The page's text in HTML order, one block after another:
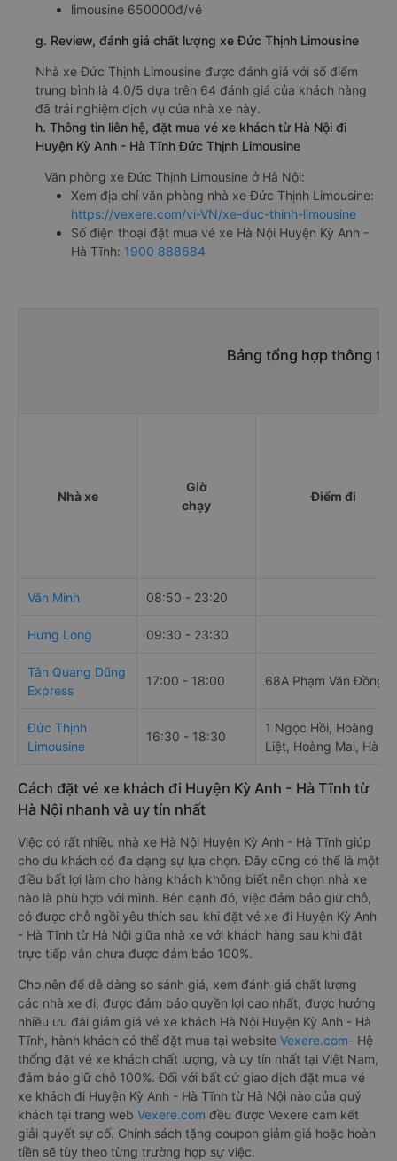
limousine 650000đ/vé
g. Review, đánh giá chất lượng xe Đức Thịnh Limousine
Nhà xe Đức Thịnh Limousine được đánh giá với số điểm
trung bình là 4.0/5 dựa trên 64 đánh giá của khách hàng
đã trải nghiệm dịch vụ của nhà xe này.
h. Thông tin liên hệ, đặt mua vé xe khách từ Hà Nội đi
Huyện Kỳ Anh - Hà Tĩnh Đức Thịnh Limousine
Văn phòng xe Đức Thịnh Limousine ở Hà Nội:
Xem địa chỉ văn phòng nhà xe Đức Thịnh Limousine:
https://vexere.com/vi-VN/xe-duc-thinh-limousine
Số điện thoại đặt mua vé xe Hà Nội Huyện Kỳ Anh -
Hà Tĩnh: 1900 888684
Bảng tổng hợp thông tin
Nhà xe
Giờ
chạy
Điểm đi
Văn Minh 08:50 - 23:20
Hưng Long 09:30 - 23:30
Tân Quang Dũng
Express
17:00 - 18:00 68A Phạm Văn Đồng
Đức Thịnh
Limousine
16:30 - 18:30
1 Ngọc Hồi, Hoàng
Liệt, Hoàng Mai, Hà
Cách đặt vé xe khách đi Huyện Kỳ Anh - Hà Tĩnh từ
Hà Nội nhanh và uy tín nhất
Việc có rất nhiều nhà xe Hà Nội Huyện Kỳ Anh - Hà Tĩnh giúp
cho du khách có đa dạng sự lựa chọn. Đây cũng có thể là một
điều bất lợi làm cho hàng khách không biết nên chọn nhà xe
nào là phù hợp với mình. Bên cạnh đó, việc đảm bảo giữ chỗ,
có được chỗ ngồi yêu thích sau khi đặt vé xe đi Huyện Kỳ Anh
- Hà Tĩnh từ Hà Nội giữa nhà xe với khách hàng sau khi đặt
trực tiếp vẫn chưa được đảm bảo 100%.
Cho nên để dễ dàng so sánh giá, xem đánh giá chất lượng
các nhà xe đi, được đảm bảo quyền lợi cao nhất, được hưởng
nhiều ưu đãi giảm giá vé xe khách Hà Nội Huyện Kỳ Anh - Hà
Tĩnh, hành khách có thể đặt mua tại website Vexere.com- Hệ
thống đặt vé xe khách chất lượng, và uy tín nhất tại Việt Nam,
đảm bảo giữ chỗ 100%. Đối với bất cứ giao dịch đặt mua vé
xe khách đi Huyện Kỳ Anh - Hà Tĩnh từ Hà Nội nào của quý
khách tại trang web Vexere.com đều được Vexere cam kết
giải quyết sự cố. Chính sách tặng coupon giảm giá hoặc hoàn
tiền sẽ tùy theo từng trường hợp sự việc.